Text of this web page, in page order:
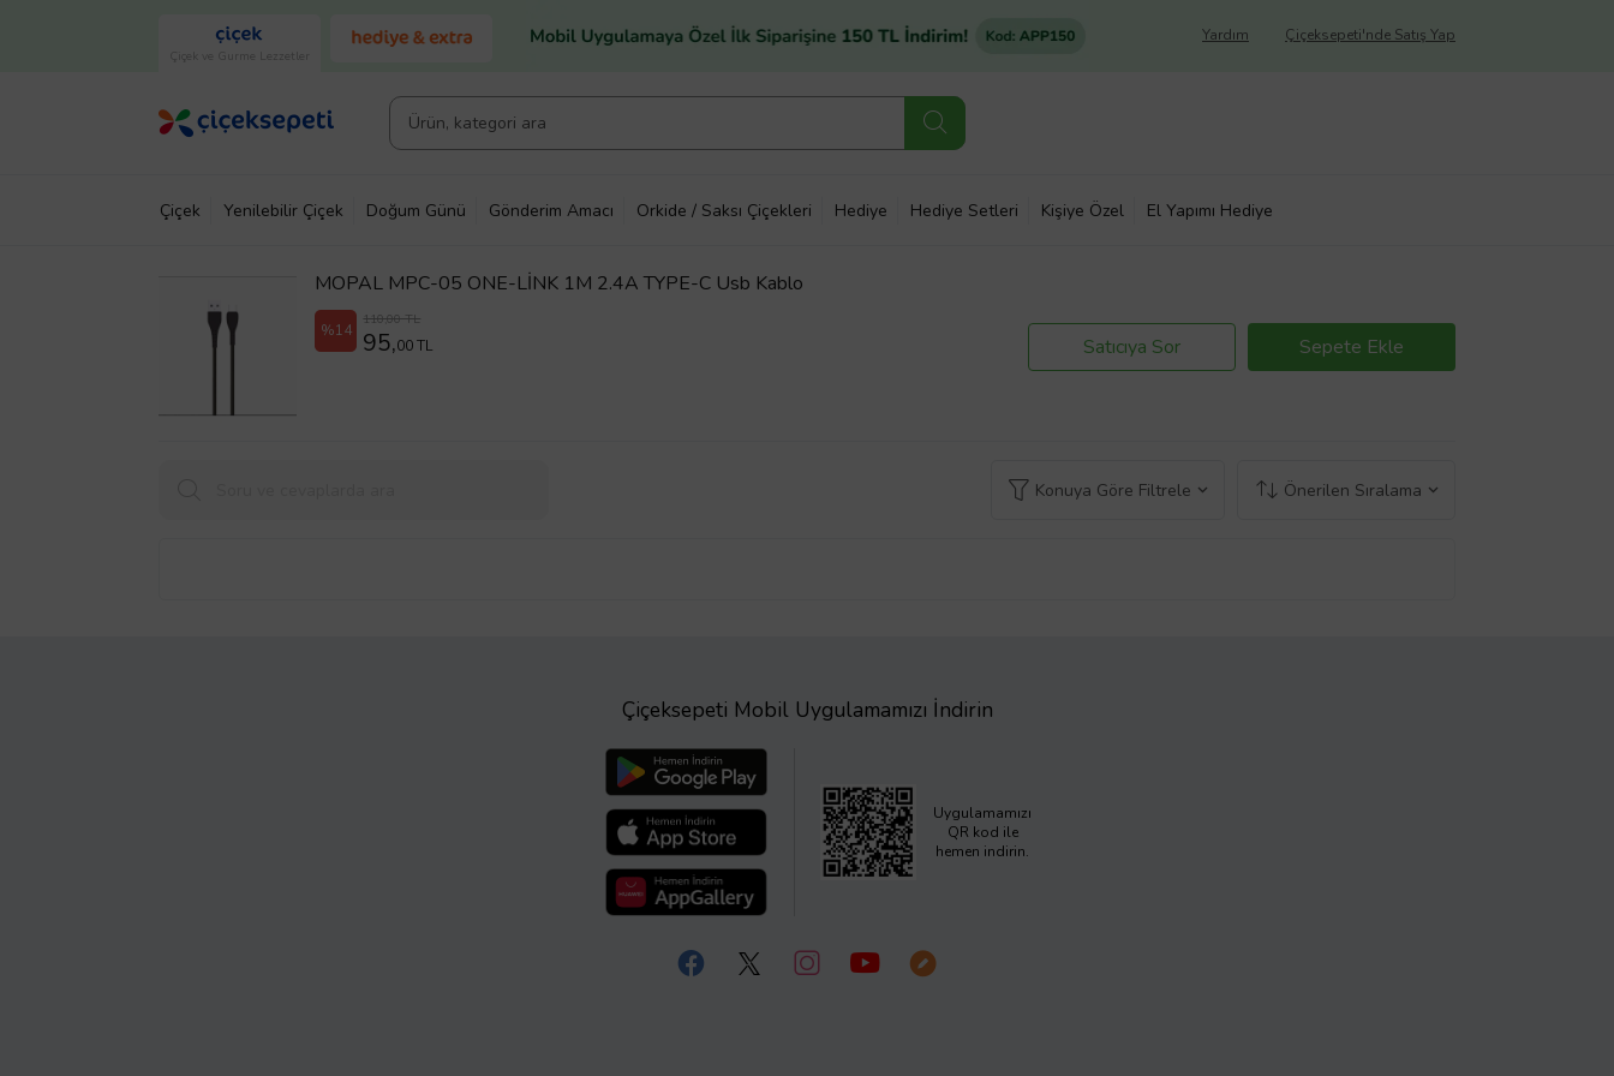
Çiçek ve Gurme Lezzetler
Çiçeksepeti'nde Satış Yap
Yardım
Çiçek Yenilebilir Çiçek Doğum Günü Gönderim Amacı Orkide / Saksı Çiçekleri Hediye Hediye Setleri Kişiye Özel El Yapımı Hediye
MOPAL MPC-05 ONE-LİNK 1M 2.4A TYPE-C Usb Kablo
%14
110,00 TL
95,00 TL Satıcıya Sor Sepete Ekle
Konuya Göre Filtrele Önerilen Sıralama
Çiçeksepeti Mobil Uygulamamızı İndirin
Uygulamamızı
QR kod ile
hemen indirin.